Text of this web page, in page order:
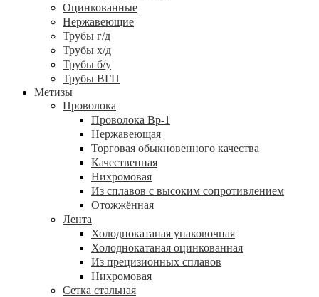
Оцинкованные
Нержавеющие
Трубы г/д
Трубы х/д
Трубы б/у
Трубы ВГП
Метизы
Проволока
Проволока Вр-1
Нержавеющая
Торговая обыкновенного качества
Качественная
Нихромовая
Из сплавов с высоким сопротивлением
Отожжённая
Лента
Холоднокатаная упаковочная
Холоднокатаная оцинкованная
Из прецизионных сплавов
Нихромовая
Сетка стальная